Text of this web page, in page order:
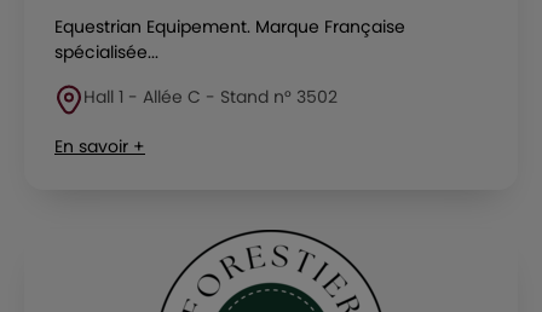
Equestrian Equipement. Marque Française
spécialisée...
Hall 1 - Allée C - Stand n° 3502
En savoir +